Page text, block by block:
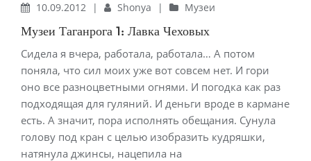
10.09.2012 | Shonya | Музеи
Музеи Таганрога 1: Лавка Чеховых
Сидела я вчера, работала, работала… А потом
поняла, что сил моих уже вот совсем нет. И гори
оно все разноцветными огнями. И погодка как раз
подходящая для гуляний. И деньги вроде в кармане
есть. А значит, пора исполнять обещания. Сунула
голову под кран с целью изобразить кудряшки,
натянула джинсы, нацепила на